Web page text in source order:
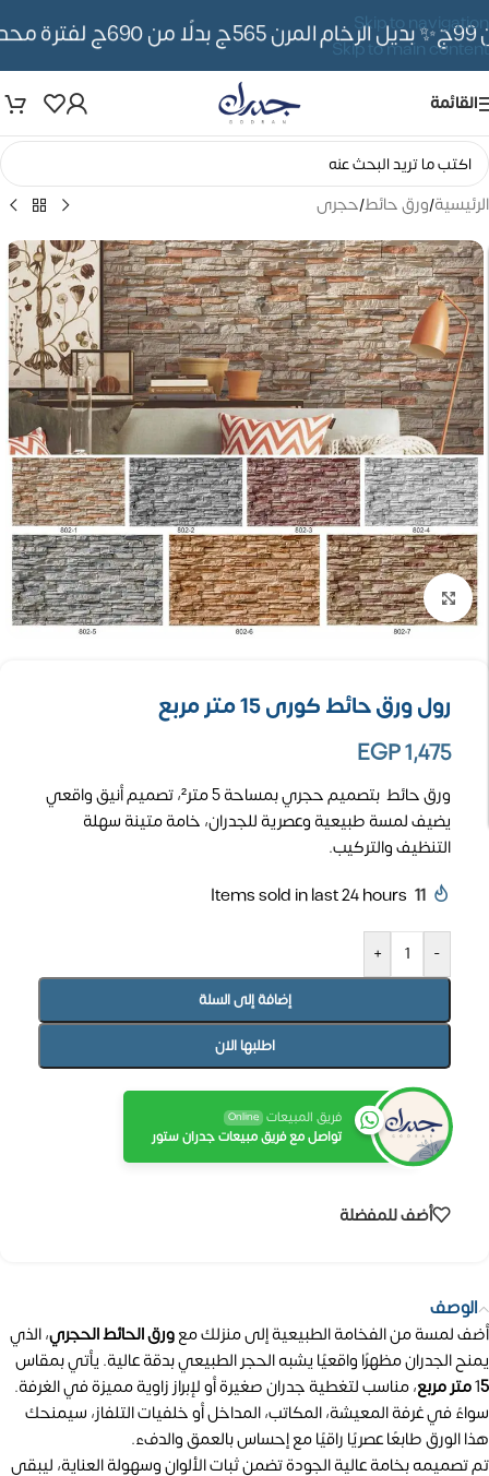
Skip to navigation
Skip to main content
✨ بديل الرخام المرن 565ج بدلًا من 690ج لفترة محدوده
القائمة
الرئيسية/ورق حائط/حجرى
تكبير الصورة
رول ورق حائط كورى 15 متر مربع
EGP1,475
ورق حائط بتصميم حجري بمساحة 5 متر²، تصميم أنيق واقعي
يضيف لمسة طبيعية وعصرية للجدران، خامة متينة سهلة
التنظيف والتركيب.
11
Items sold in last 24 hours
-
+
إضافة إلى السلة
اطلبها الان
فريق المبيعات Online
تواصل مع فريق مبيعات جدران ستور
أضف للمفضلة
الوصف
أضف لمسة من الفخامة الطبيعية إلى منزلك معورق الحائط الحجري، الذي
يمنح الجدران مظهرًا واقعيًا يشبه الحجر الطبيعي بدقة عالية. يأتي بمقاس
15 متر مربع
، مناسب لتغطية جدران صغيرة أو لإبراز زاوية مميزة في الغرفة.
سواءً في غرفة المعيشة، المكاتب، المداخل أو خلفيات التلفاز، سيمنحك
هذا الورق طابعًا عصريًا راقيًا مع إحساس بالعمق والدفء.
تم تصميمه بخامة عالية الجودة تضمن ثبات الألوان وسهولة العناية، ليبقى